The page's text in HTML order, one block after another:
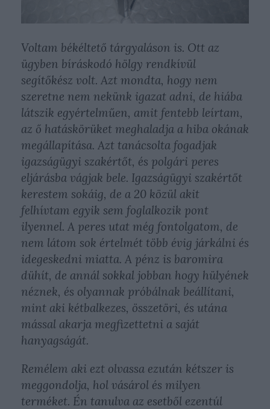
Voltam békéltető tárgyaláson is. Ott az
ügyben bíráskodó hölgy rendkívül
segítőkész volt. Azt mondta, hogy nem
szeretne nem nekünk igazat adni, de hiába
látszik egyértelműen, amit fentebb leírtam,
az ő hatáskörüket meghaladja a hiba okának
megállapítása. Azt tanácsolta fogadjak
igazságügyi szakértőt, és polgári peres
eljárásba vágjak bele. Igazságügyi szakértőt
kerestem sokáig, de a 20 közül akit
felhívtam egyik sem foglalkozik pont
ilyennel. A peres utat még fontolgatom, de
nem látom sok értelmét több évig járkálni és
idegeskedni miatta. A pénz is baromira
dühít, de annál sokkal jobban hogy hülyének
néznek, és olyannak próbálnak beállítani,
mint aki kétbalkezes, összetöri, és utána
mással akarja megfizettetni a saját
hanyagságát.
Remélem aki ezt olvassa ezután kétszer is
meggondolja, hol vásárol és milyen
terméket. Én tanulva az esetből ezentúl